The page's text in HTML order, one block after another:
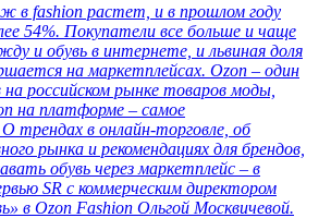
в fashion растет, и в прошлом году
54%. Покупатели все больше и чаще
и обувь в интернете, и львиная доля
на маркетплейсах. Ozon – один
на российском рынке товаров моды,
на платформе – самое
трендах в онлайн-торговле, об
рынка и рекомендациях для брендов,
обувь через маркетплейс – в
SR с коммерческим директором
в Ozon Fashion Ольгой Москвичевой.